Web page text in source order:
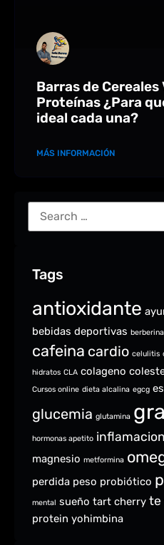
Barras de Cereales
Proteínas ¿Para
ideal cada una?
MÁS INFORMACIÓN
Tags
antioxidante
bebidas deportivas berberina
cafeina cardio celulitis
hidratos CLA colageno
Cursos online dieta alcalina egcg
glucemia glutamina
hormonas apetito inflamacion
magnesio metformina
perdida peso probiótico
mental sueño tart cherry te
protein yohimbina